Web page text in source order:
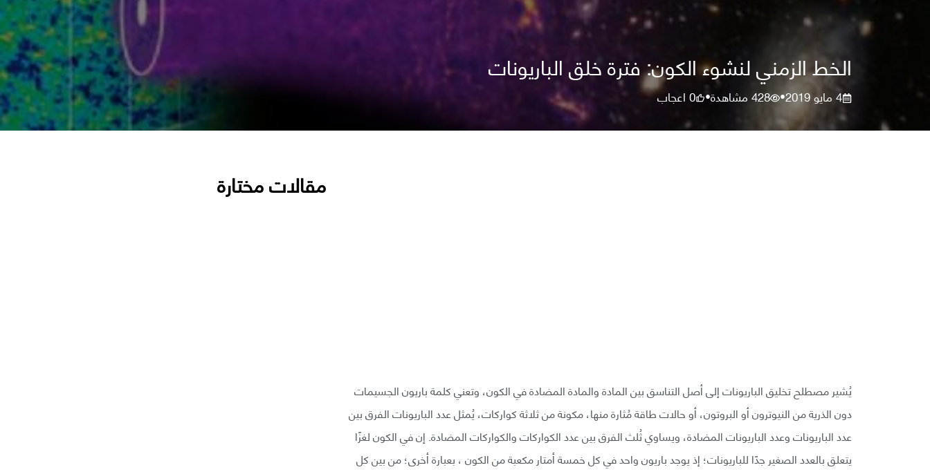
الخط الزمني لنشوء الكون: فترة خلق الباريونات
4 مايو 2019 •
428مشاهدة•
0اعجاب
يُشير مصطلح تخليق الباريونات إلى أصل التناسق بين المادة والمادة المضادة في الكون، وتعني كلمة باريون الجسيمات
دون الذرية من النيوترون أو البروتون، أو حالات طاقة مُثارة منها، مكونة من ثلاثة كواركات، يُمثل عدد الباريونات الفرق بين
عدد الباريونات وعدد الباريونات المضادة، ويساوي ثُلث الفرق بين عدد الكواركات والكواركات المضادة. إن في الكون لغزًا
يتعلق بالعدد الصغير جدًا للباريونات؛ إذ يوجد باريون واحد في كل خمسة أمتار مكعبة من الكون ، بعبارة أخرى؛ من بين كل
مقالات مختارة